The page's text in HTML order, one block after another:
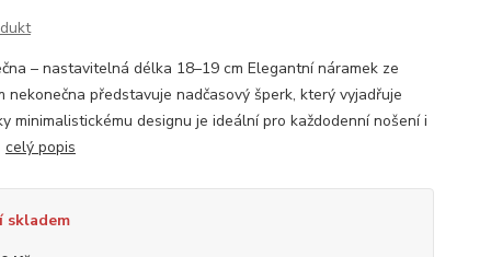
– nastavitelná délka 18–19 cm Elegantní náramek ze
nekonečna představuje nadčasový šperk, který vyjadřuje
minimalistickému designu je ideální pro každodenní nošení i
celý popis
skladem